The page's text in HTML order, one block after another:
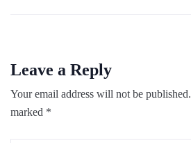
Leave a Reply
Your email address will not be published.
marked *